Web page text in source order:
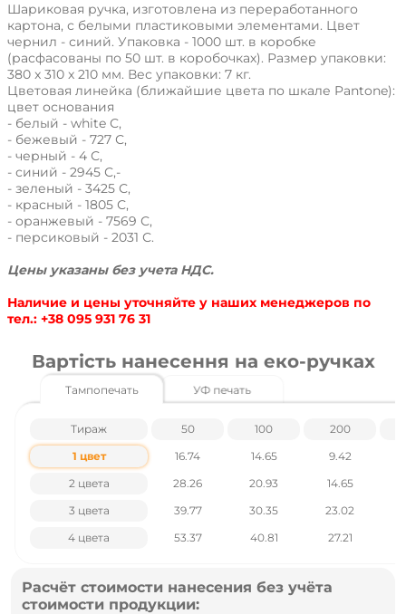
Шариковая ручка, изготовлена из переработанного
картона, с белыми пластиковыми элементами. Цвет
чернил - синий. Упаковка - 1000 шт. в коробке
(расфасованы по 50 шт. в коробочках). Размер упаковки:
380 x 310 x 210 мм. Вес упаковки: 7 кг.
Цветовая линейка (ближайшие цвета по шкале Pantone):
цвет основания
- белый - white С,
- бежевый - 727 С,
- черный - 4 С,
- синий - 2945 С,-
- зеленый - 3425 С,
- красный - 1805 С,
- оранжевый - 7569 С,
- персиковый - 2031 С.
Цены указаны без учета НДС.
Наличие и цены уточняйте у наших менеджеров по
тел.: +38 095 931 76 31
Вартість нанесення на еко-ручках
Тампопечать УФ печать
Тираж 50 100 200
1 цвет
16.74 14.65 9.42
2 цвета
28.26 20.93 14.65
3 цвета
39.77 30.35 23.02
4 цвета
53.37 40.81 27.21
Расчёт стоимости нанесения без учёта
стоимости продукции: